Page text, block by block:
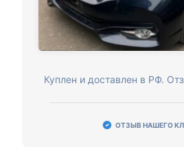
Куплен и доставлен в РФ.
ОТЗЫВ НАШЕГО